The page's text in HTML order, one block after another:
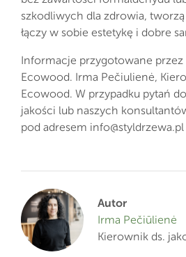
szkodliwych dla zdrowia,
łączy w sobie estetykę i dobre
Informacje przygotowane przez
Ecowood. Irma Pečiulienė,
Ecowood. W przypadku pytań
jakości lub naszych
pod adresem info@styldrzewa.pl
Autor
Irma Pečiūlienė
Kierownik ds.